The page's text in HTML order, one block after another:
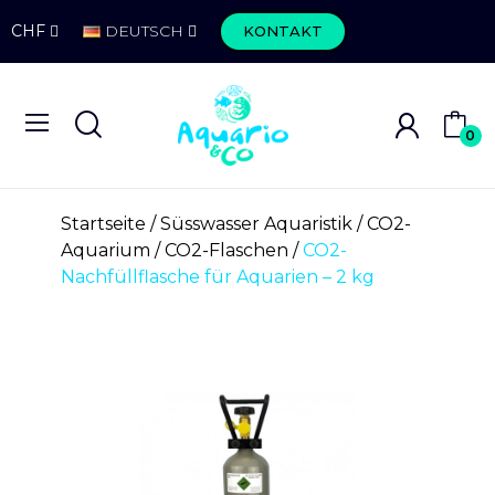
CHF DEUTSCH KONTAKT
0
Startseite Süsswasser Aquaristik
CO2-
Aquarium
CO2-Flaschen
CO2-
Nachfüllflasche für Aquarien – 2 kg